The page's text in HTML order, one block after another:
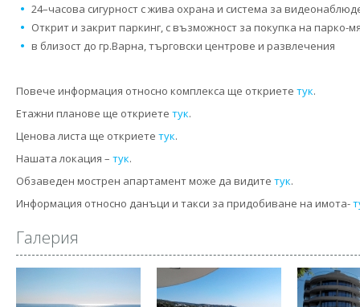
24–часова сигурност с жива охрана и система за
Открит и закрит паркинг, с възможност за покупка на парко-
в близост до гр.Варна, търговски центрове и развлечения
Повече информация относно комплекса ще откриете тук.
Етажни планове ще откриете тук.
Ценова листа ще откриете тук.
Нашата локация – тук.
Обзаведен мострен апартамент може да видите тук.
Информация относно данъци и такси за придобиване на имота-
Галерия